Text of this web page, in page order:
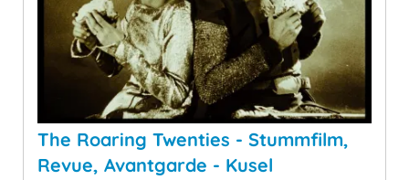
The Roaring Twenties - Stummfilm,
Revue, Avantgarde - Kusel